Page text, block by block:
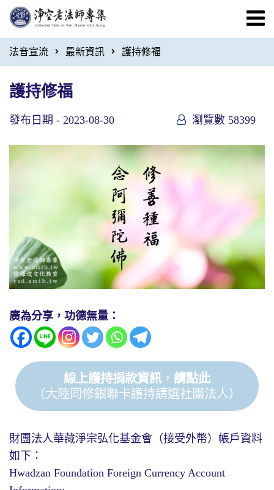
法音宣流 最新資訊 護持修福
護持修福
發布日期 - 2023-08-30 瀏覽數 58399
廣為分享，功德無量：
線上護持捐款資訊 ， 請點此
（大陸同修銀聯卡護持請選社團法人）
財團法人華藏淨宗弘化基金會（接受外幣）帳戶資料
如下：
Hwadzan Foundation Foreign Currency Account